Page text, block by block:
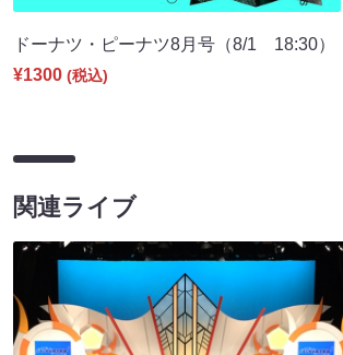
ドーナツ・ピーナツ8月号（8/1 18:30）
¥1300 (税込)
関連ライブ